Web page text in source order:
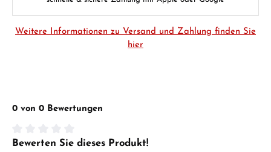
Weitere Informationen zu Versand und Zahlung finden Sie
hier
0 von 0 Bewertungen
Durchschnittliche Bewertung von 0 von 5 Sternen
Bewerten Sie dieses Produkt!